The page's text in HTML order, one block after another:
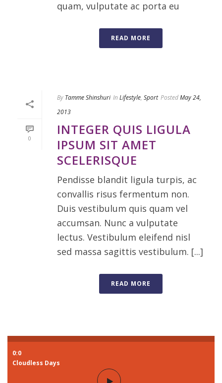
quam, vulputate ac porta eu
READ MORE
0
By Tamme Shinshuri In Lifestyle, Sport PostedMay 24,
2013
INTEGER QUIS LIGULA
IPSUM SIT AMET
SCELERISQUE
Pendisse blandit ligula turpis, ac
convallis risus fermentum non.
Duis vestibulum quis quam vel
accumsan. Nunc a vulputate
lectus. Vestibulum eleifend nisl
sed massa sagittis vestibulum. [...]
READ MORE
0:0
Cloudless Days